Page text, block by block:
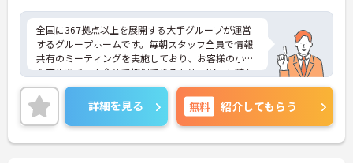
全国に367拠点以上を展開する大手グループが運営
するグループホームです。毎朝スタッフ全員で情報
共有のミーティングを実施しており、お客様の小さ
な変化をチーム全体で把握できるため、困った時も
すぐに相談できる安心の体制が整っています。待遇
面では、賞与年2回に加え、日々の努力や売上への
寄与を評価する特別報酬が支給されるため、高いモ
チベーションを保ちながら勤務できる環境です。さ
らに、清潔感があれば髪色やネイルなどの規定がな
詳細を見る 無料 紹介してもらう